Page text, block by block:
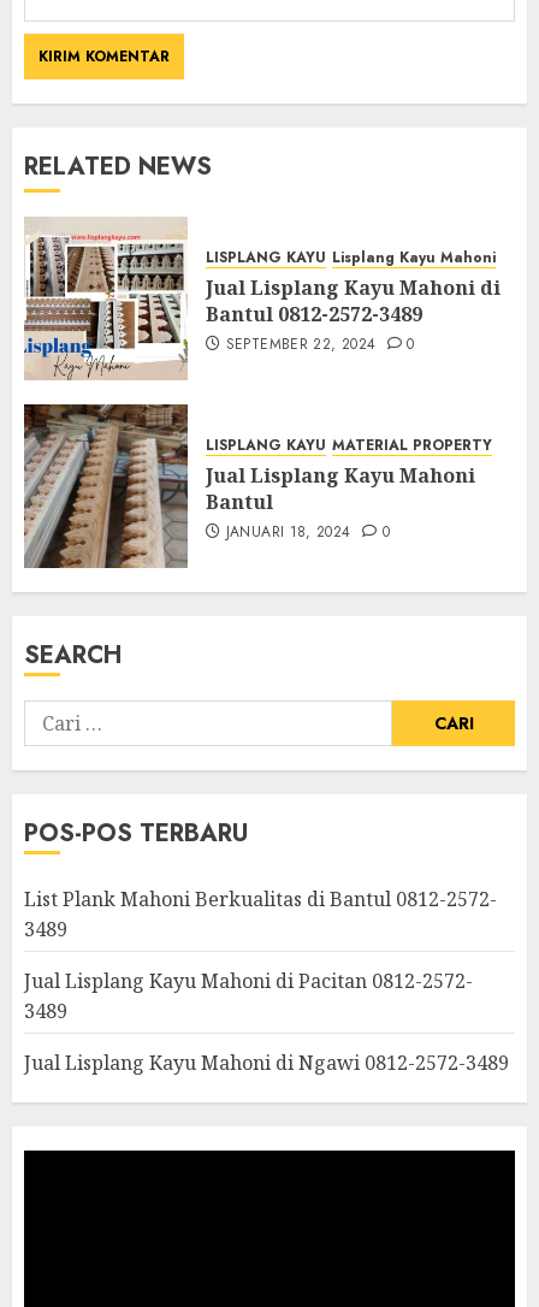
RELATED NEWS
LISPLANG KAYU Lisplang Kayu Mahoni
Jual Lisplang Kayu Mahoni di
Bantul 0812-2572-3489
SEPTEMBER 22, 2024 0
LISPLANG KAYU MATERIAL PROPERTY
Jual Lisplang Kayu Mahoni
Bantul
JANUARI 18, 2024 0
SEARCH
POS-POS TERBARU
List Plank Mahoni Berkualitas di Bantul 0812-2572-
3489
Jual Lisplang Kayu Mahoni di Pacitan 0812-2572-
3489
Jual Lisplang Kayu Mahoni di Ngawi 0812-2572-3489